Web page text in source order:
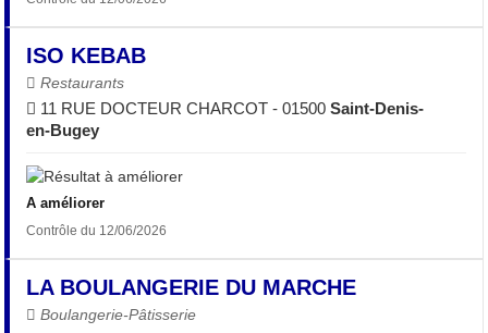
ISO KEBAB
Restaurants
11 RUE DOCTEUR CHARCOT - 01500Saint-Denis-
en-Bugey
A améliorer
Contrôle du 12/06/2026
LA BOULANGERIE DU MARCHE
Boulangerie-Pâtisserie